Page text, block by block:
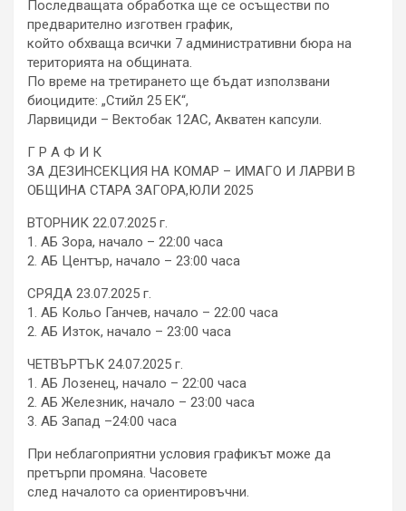
Последващата обработка ще се осъществи по
предварително изготвен график,
който обхваща всички 7 административни бюра на
територията на общината.
По време на третирането ще бъдат използвани
биоцидите: „Стийл 25 ЕК“,
Ларвициди – Вектобак 12АС, Акватен капсули.
Г Р А Ф И К
ЗА ДЕЗИНСЕКЦИЯ НА КОМАР – ИМАГО И ЛАРВИ В
ОБЩИНА СТАРА ЗАГОРА,ЮЛИ 2025
ВТОРНИК 22.07.2025 г.
1. АБ Зора, начало – 22:00 часа
2. АБ Център, начало – 23:00 часа
СРЯДА 23.07.2025 г.
1. АБ Кольо Ганчев, начало – 22:00 часа
2. АБ Изток, начало – 23:00 часа
ЧЕТВЪРТЪК 24.07.2025 г.
1. АБ Лозенец, начало – 22:00 часа
2. АБ Железник, начало – 23:00 часа
3. АБ Запад –24:00 часа
При неблагоприятни условия графикът може да
претърпи промяна. Часовете
след началото са ориентировъчни.